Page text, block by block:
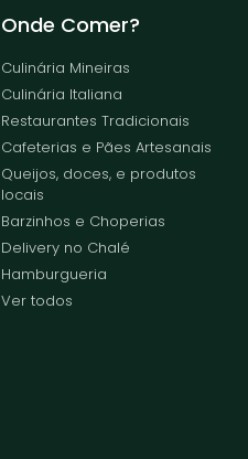
Onde Comer?
Culinária Mineiras
Culinária Italiana
Restaurantes Tradicionais
Cafeterias e Pães Artesanais
Queijos, doces, e produtos
locais
Barzinhos e Choperias
Delivery no Chalé
Hamburgueria
Ver todos